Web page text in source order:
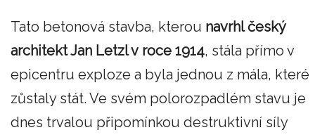
Tato betonová stavba, kterou navrhl český
architekt Jan Letzl v roce 1914, stála přímo v
epicentru exploze a byla jednou z mála, které
zůstaly stát. Ve svém polorozpadlém stavu je
dnes trvalou připomínkou destruktivní síly